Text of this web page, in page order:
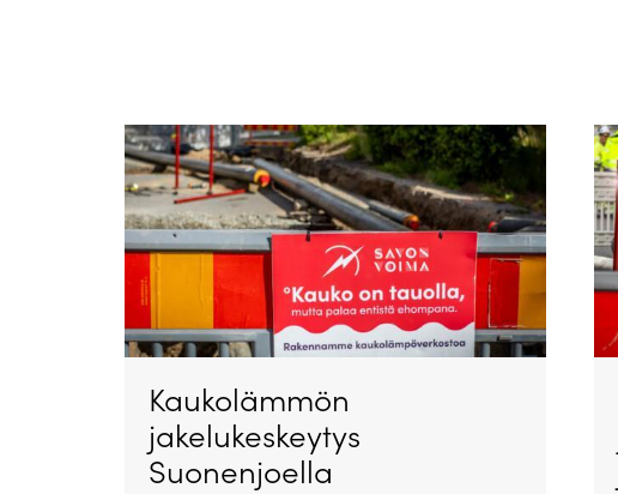
Kaukolämmön
jakelukeskeytys
Suonenjoella